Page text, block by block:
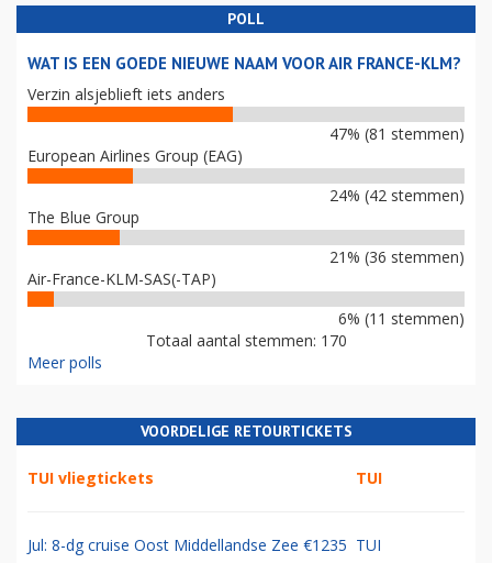
POLL
WAT IS EEN GOEDE NIEUWE NAAM VOOR AIR FRANCE-KLM?
Verzin alsjeblieft iets anders
47% (81 stemmen)
European Airlines Group (EAG)
24% (42 stemmen)
The Blue Group
21% (36 stemmen)
Air-France-KLM-SAS(-TAP)
6% (11 stemmen)
Totaal aantal stemmen: 170
Meer polls
VOORDELIGE RETOURTICKETS
TUI vliegtickets TUI
Jul: 8-dg cruise Oost Middellandse Zee €1235 TUI